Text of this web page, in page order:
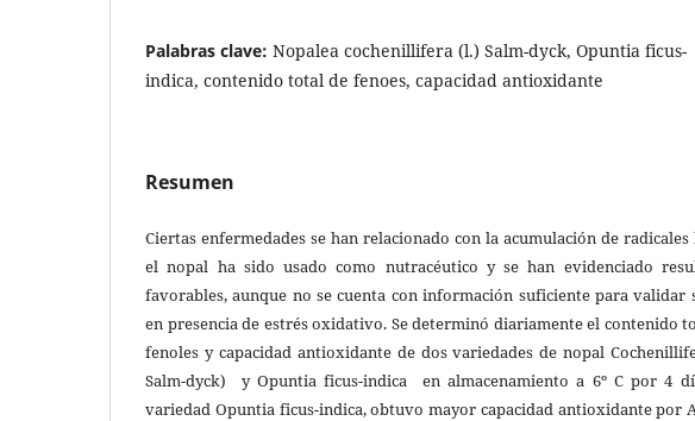
Palabras clave: Nopalea cochenillifera (l.) Salm-dyck, Opuntia ficus-
indica, contenido total de fenoes, capacidad antioxidante
Resumen
Ciertas enfermedades se han relacionado con la acumulación de radicales
el nopal ha sido usado como nutracéutico y se han evidenciado
favorables, aunque no se cuenta con información suficiente para validar
en presencia de estrés oxidativo. Se determinó diariamente el contenido
fenoles y capacidad antioxidante de dos variedades de nopal
Salm-dyck) y Opuntia ficus-indica en almacenamiento a 6º C por 4
variedad Opuntia ficus-indica, obtuvo mayor capacidad antioxidante por